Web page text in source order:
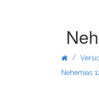
/
Nehemías